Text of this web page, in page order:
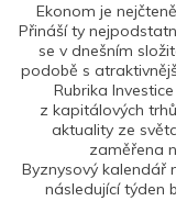
Ekonom je
Přináší ty
se v dnešním
podobě s
Rubrika
z kapitálových
aktuality ze
zaměřena
Byznysový kalendář
následující týden